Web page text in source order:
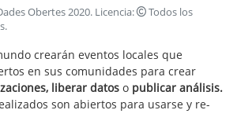
Obertes 2020. Licencia:
Todos los
.
crearán eventos locales que
en sus comunidades para crear
liberar datos o publicar análisis.
son abiertos para usarse y re-